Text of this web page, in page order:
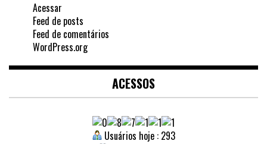
Acessar
Feed de posts
Feed de comentários
WordPress.org
ACESSOS
Usuários hoje : 293